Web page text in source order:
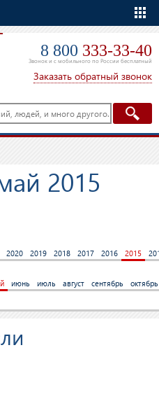
8 800 333-33-40
Звонок и с мобильного по России бесплатный
Заказать обратный звонок
2015
2020 2019 2018 2017 2016 2015
июнь июль август сентябрь октябрь